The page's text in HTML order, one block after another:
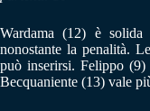
Wardama (12) è
nonostante la penalità.
può inserirsi. Felippo
Becquaniente (13) vale